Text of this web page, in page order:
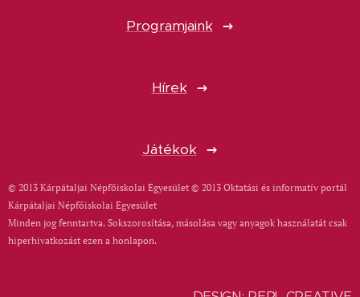
Programjaink
Hírek
Játékok
© 2013 Kárpátaljai Népfőiskolai Egyesület © 2013 Oktatási és informatív portál
Kárpátaljai Népfőiskolai Egyesület
Minden jog fenntartva. Sokszorosítása, másolása vagy anyagok használatát csak
hiperhivatkozást ezen a honlapon.